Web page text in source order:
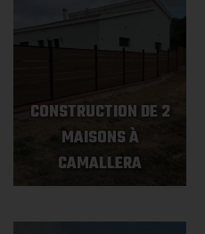
CONSTRUCTION DE 2
MAISONS À
CAMALLERA